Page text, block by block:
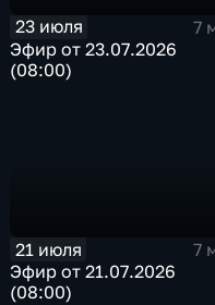
23 июля
7
Эфир от 23.07.2026
(08:00)
21 июля
7
Эфир от 21.07.2026
(08:00)